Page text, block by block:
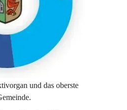
und das oberste